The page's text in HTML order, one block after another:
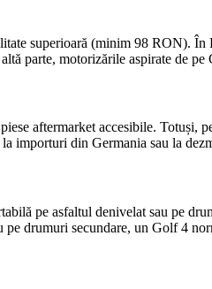
superioară (minim 98 RON).
parte, motorizările aspirate de
aftermarket accesibile.
importuri din Germania sau la
pe asfaltul denivelat sau pe
drumuri secundare, un Golf 4